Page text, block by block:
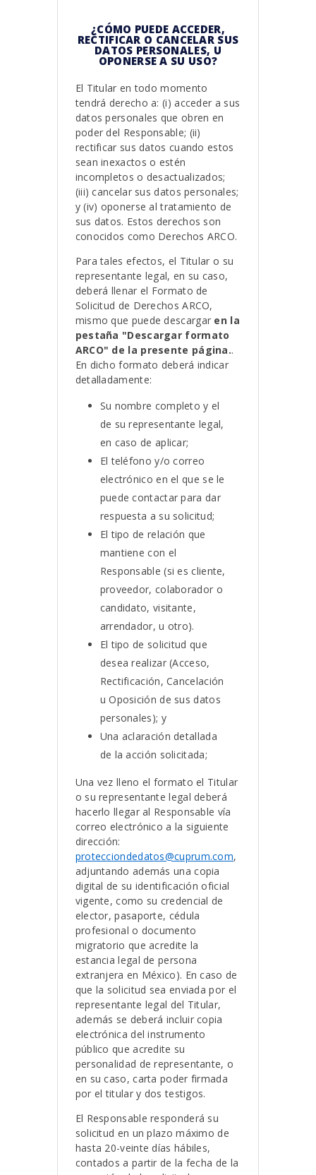
¿CÓMO PUEDE ACCEDER,
RECTIFICAR O CANCELAR SUS
DATOS PERSONALES, U
OPONERSE A SU USO?
El Titular en todo momento
tendrá derecho a: (i) acceder a sus
datos personales que obren en
poder del Responsable; (ii)
rectificar sus datos cuando estos
sean inexactos o estén
incompletos o desactualizados;
(iii) cancelar sus datos personales;
y (iv) oponerse al tratamiento de
sus datos. Estos derechos son
conocidos como Derechos ARCO.
Para tales efectos, el Titular o su
representante legal, en su caso,
deberá llenar el Formato de
Solicitud de Derechos ARCO,
mismo que puede descargar en la
pestaña "Descargar formato
ARCO" de la presente página..
En dicho formato deberá indicar
detalladamente:
Su nombre completo y el
de su representante legal,
en caso de aplicar;
El teléfono y/o correo
electrónico en el que se le
puede contactar para dar
respuesta a su solicitud;
El tipo de relación que
mantiene con el
Responsable (si es cliente,
proveedor, colaborador o
candidato, visitante,
arrendador, u otro).
El tipo de solicitud que
desea realizar (Acceso,
Rectificación, Cancelación
u Oposición de sus datos
personales); y
Una aclaración detallada
de la acción solicitada;
Una vez lleno el formato el Titular
o su representante legal deberá
hacerlo llegar al Responsable vía
correo electrónico a la siguiente
dirección:
protecciondedatos@cuprum.com,
adjuntando además una copia
digital de su identificación oficial
vigente, como su credencial de
elector, pasaporte, cédula
profesional o documento
migratorio que acredite la
estancia legal de persona
extranjera en México). En caso de
que la solicitud sea enviada por el
representante legal del Titular,
además se deberá incluir copia
electrónica del instrumento
público que acredite su
personalidad de representante, o
en su caso, carta poder firmada
por el titular y dos testigos.
El Responsable responderá su
solicitud en un plazo máximo de
hasta 20-veinte días hábiles,
contados a partir de la fecha de la